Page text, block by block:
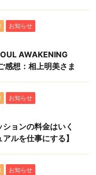
お知らせ
AWAKENING
感想：相上明美さま
お知らせ
ションの料金はいく
ルを仕事にする】
お知らせ